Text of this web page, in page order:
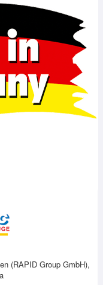
(RAPID Group GmbH),